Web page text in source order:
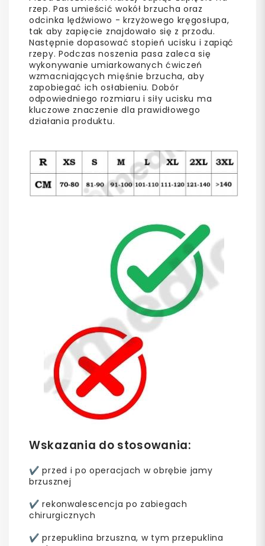
rzep. Pas umieścić wokół brzucha oraz
odcinka lędźwiowo - krzyżowego kręgosłupa,
tak aby zapięcie znajdowało się z przodu.
Następnie dopasować stopień ucisku i zapiąć
rzepy. Podczas noszenia pasa zaleca się
wykonywanie umiarkowanych ćwiczeń
wzmacniających mięśnie brzucha, aby
zapobiegać ich osłabieniu. Dobór
odpowiedniego rozmiaru i siły ucisku ma
kluczowe znaczenie dla prawidłowego
działania produktu.
Wskazania do stosowania:
✔️ przed i po operacjach w obrębie jamy
brzusznej
✔️ rekonwalescencja po zabiegach
chirurgicznych
✔️ przepuklina brzuszna, w tym przepuklina